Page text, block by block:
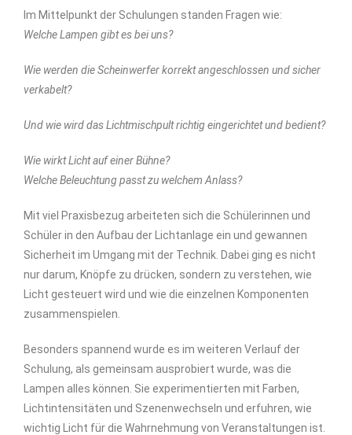
Im Mittelpunkt der Schulungen standen Fragen wie:
Welche Lampen gibt es bei uns?
Wie werden die Scheinwerfer korrekt angeschlossen und sicher
verkabelt?
Und wie wird das Lichtmischpult richtig eingerichtet und bedient?
Wie wirkt Licht auf einer Bühne?
Welche Beleuchtung passt zu welchem Anlass?
Mit viel Praxisbezug arbeiteten sich die Schülerinnen und
Schüler in den Aufbau der Lichtanlage ein und gewannen
Sicherheit im Umgang mit der Technik. Dabei ging es nicht
nur darum, Knöpfe zu drücken, sondern zu verstehen, wie
Licht gesteuert wird und wie die einzelnen Komponenten
zusammenspielen.
Besonders spannend wurde es im weiteren Verlauf der
Schulung, als gemeinsam ausprobiert wurde, was die
Lampen alles können. Sie experimentierten mit Farben,
Lichtintensitäten und Szenenwechseln und erfuhren, wie
wichtig Licht für die Wahrnehmung von Veranstaltungen ist.